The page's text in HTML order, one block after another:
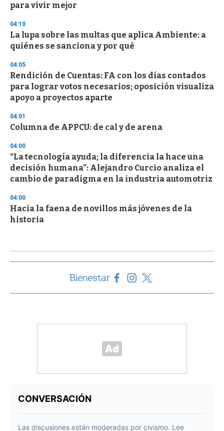
para vivir mejor
04:10
La lupa sobre las multas que aplica Ambiente: a
quiénes se sanciona y por qué
04:05
Rendición de Cuentas: FA con los días contados
para lograr votos necesarios; oposición visualiza
apoyo a proyectos aparte
04:01
Columna de APPCU: de cal y de arena
04:00
“La tecnología ayuda; la diferencia la hace una
decisión humana”: Alejandro Curcio analiza el
cambio de paradigma en la industria automotriz
04:00
Hacia la faena de novillos más jóvenes de la
historia